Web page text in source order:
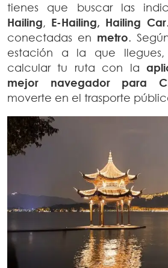
tienes que buscar las
Hailing, E-Hailing, Hailing
conectadas en metro.
estación a la que llegues,
calcular tu ruta con la
mejor navegador para
moverte en el trasporte